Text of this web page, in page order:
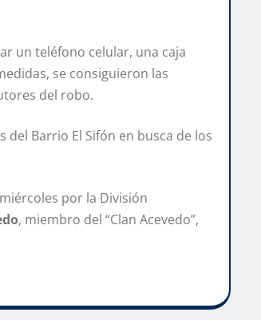
un teléfono celular, una caja
se consiguieron las
del robo.
Barrio El Sifón en busca de los
por la División
, miembro del “Clan Acevedo”,